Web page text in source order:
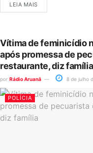
LEIA MAIS
Vítima de feminicídio
após promessa de
restaurante, diz família
por Rádio Aruanã 8 de julho
POLÍCIA